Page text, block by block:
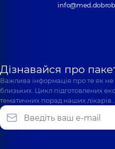
Дізнавайся про
Важлива інформація про те як
близьких. Цикл підготовлених
тематичних порад наших лікарів…